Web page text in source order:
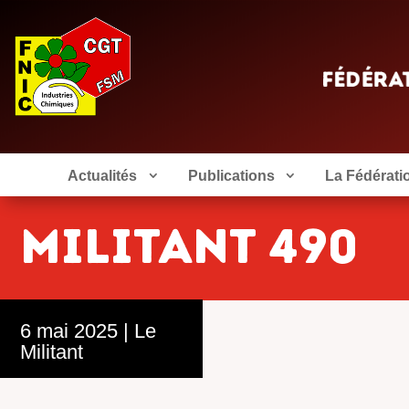
Actualités Publications La
MILITANT 490
6 mai 2025 | Le
Militant